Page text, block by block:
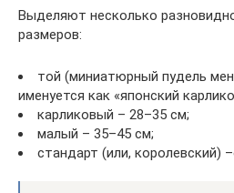
Выделяют несколько
размеров:
той (миниатюрный пудель
именуется как «японский
карликовый – 28–35 см;
малый – 35–45 см;
стандарт (или, королевский)